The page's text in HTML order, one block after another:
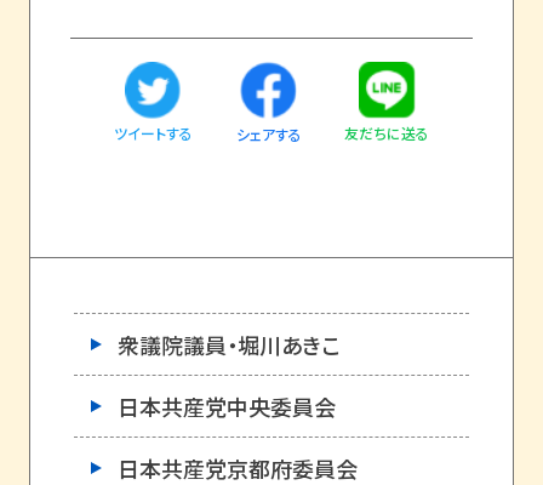
ツイートする シェアする 友だちに送る
衆議院議員・堀川あきこ
日本共産党中央委員会
日本共産党京都府委員会